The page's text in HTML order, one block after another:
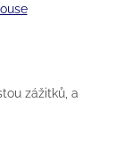
zážitků, a